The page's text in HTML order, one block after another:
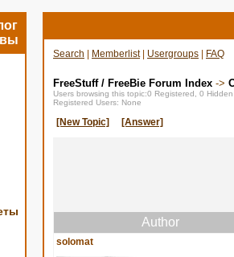
Search Memberlist| Usergroups FAQ
FreeStuff / FreeBie Forum Index ->
Users browsing this topic:0 Registered, 0
Registered Users: None
[New Topic] [Answer]
Author
solomat